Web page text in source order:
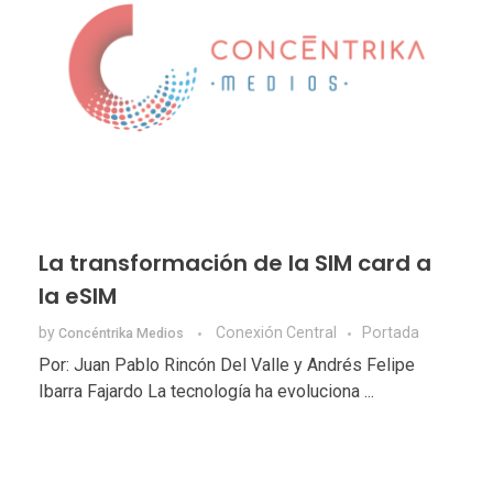
La transformación de la SIM card a
la eSIM
by Concéntrika Medios Conexión Central Portada
Por: Juan Pablo Rincón Del Valle y Andrés Felipe
Ibarra Fajardo La tecnología ha evoluciona ...